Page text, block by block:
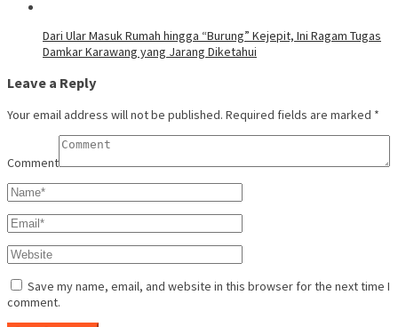
Dari Ular Masuk Rumah hingga “Burung” Kejepit, Ini Ragam Tugas
Damkar Karawang yang Jarang Diketahui
Leave a Reply
Your email address will not be published. Required fields are marked *
Comment
Save my name, email, and website in this browser for the next time I
comment.